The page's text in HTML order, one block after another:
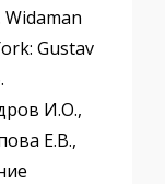
Widaman
Gustav
И.О.,
Е.В.,